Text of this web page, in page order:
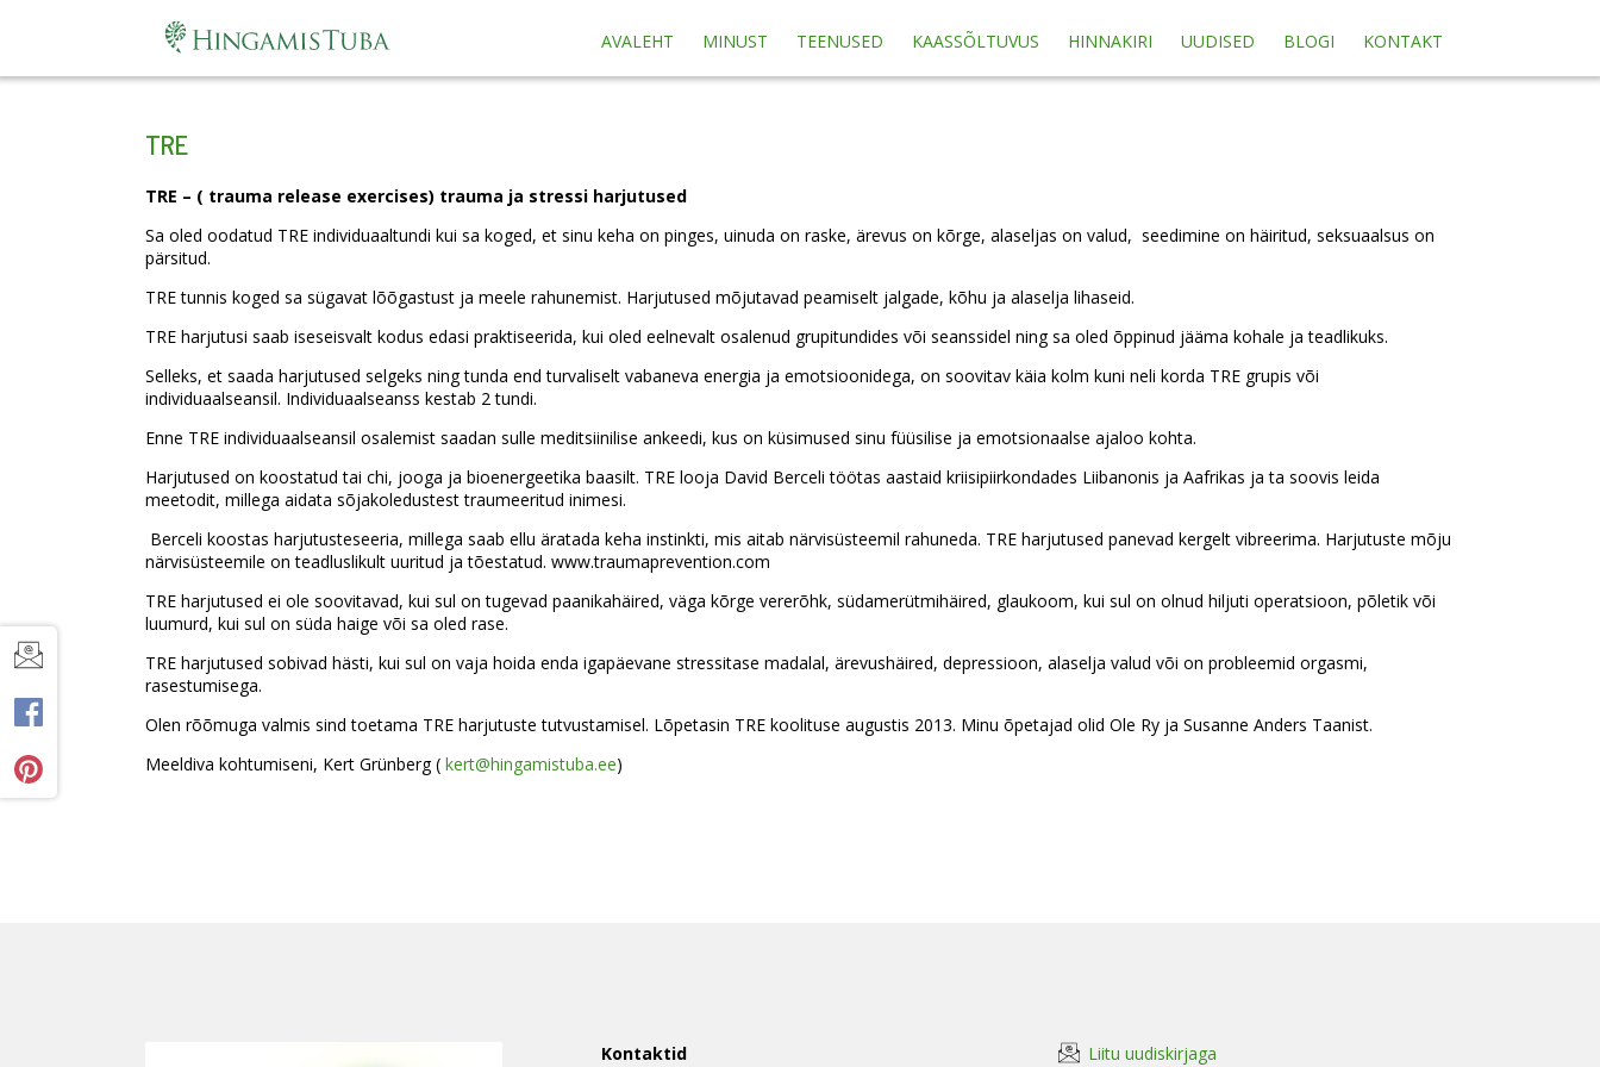
AVALEHT MINUST TEENUSED KAASSÕLTUVUS HINNAKIRI UUDISED BLOGI KONTAKT
TRE
TRE – ( trauma release exercises) trauma ja stressi harjutused
Sa oled oodatud TRE individuaaltundi kui sa koged, et sinu keha on pinges, uinuda on raske, ärevus on kõrge, alaseljas on valud, seedimine on häiritud, seksuaalsus on
pärsitud.
TRE tunnis koged sa sügavat lõõgastust ja meele rahunemist. Harjutused mõjutavad peamiselt jalgade, kõhu ja alaselja lihaseid.
TRE harjutusi saab iseseisvalt kodus edasi praktiseerida, kui oled eelnevalt osalenud grupitundides või seanssidel ning sa oled õppinud jääma kohale ja teadlikuks.
Selleks, et saada harjutused selgeks ning tunda end turvaliselt vabaneva energia ja emotsioonidega, on soovitav käia kolm kuni neli korda TRE grupis või
individuaalseansil. Individuaalseanss kestab 2 tundi.
Enne TRE individuaalseansil osalemist saadan sulle meditsiinilise ankeedi, kus on küsimused sinu füüsilise ja emotsionaalse ajaloo kohta.
Harjutused on koostatud tai chi, jooga ja bioenergeetika baasilt. TRE looja David Berceli töötas aastaid kriisipiirkondades Liibanonis ja Aafrikas ja ta soovis leida
meetodit, millega aidata sõjakoledustest traumeeritud inimesi.
Berceli koostas harjutusteseeria, millega saab ellu äratada keha instinkti, mis aitab närvisüsteemil rahuneda. TRE harjutused panevad kergelt vibreerima. Harjutuste mõju
närvisüsteemile on teadluslikult uuritud ja tõestatud. www.traumaprevention.com
TRE harjutused ei ole soovitavad, kui sul on tugevad paanikahäired, väga kõrge vererõhk, südamerütmihäired, glaukoom, kui sul on olnud hiljuti operatsioon, põletik või
luumurd, kui sul on süda haige või sa oled rase.
TRE harjutused sobivad hästi, kui sul on vaja hoida enda igapäevane stressitase madalal, ärevushäired, depressioon, alaselja valud või on probleemid orgasmi,
rasestumisega.
Olen rõõmuga valmis sind toetama TRE harjutuste tutvustamisel. Lõpetasin TRE koolituse augustis 2013. Minu õpetajad olid Ole Ry ja Susanne Anders Taanist.
Meeldiva kohtumiseni, Kert Grünberg ( kert@hingamistuba.ee)
Kontaktid
Liitu uudiskirjaga